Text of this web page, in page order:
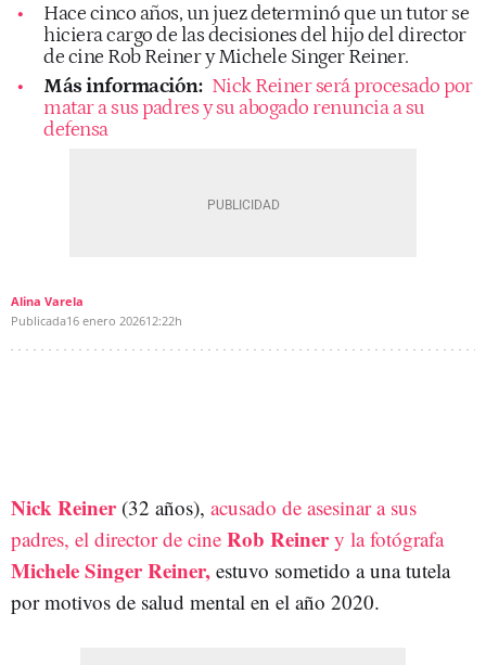
Hace cinco años, un juez determinó que un tutor se
hiciera cargo de las decisiones del hijo del director
de cine Rob Reiner y Michele Singer Reiner.
Más información: Nick Reiner será procesado por
matar a sus padres y su abogado renuncia a su
defensa
Alina Varela
Publicada16 enero 202612:22h
Nick Reiner (32 años), acusado de asesinar a sus
padres, el director de cine Rob Reinery la fotógrafa
Michele Singer Reiner, estuvo sometido a una tutela
por motivos de salud mental en el año 2020.